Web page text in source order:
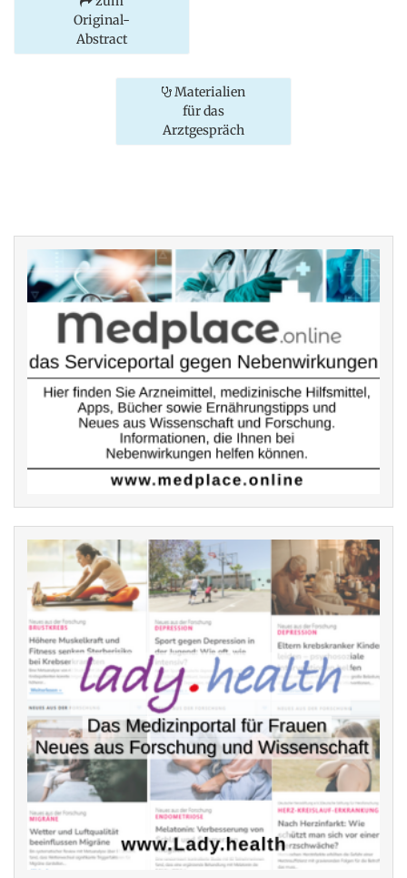
Original-
Abstract
Materialien
für das
Arztgespräch